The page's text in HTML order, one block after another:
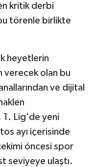
kritik derbi
törenle birlikte
heyetlerin
verecek olan bu
ve dijital
1. Lig'de yeni
ayı içerisinde
öncesi spor
seviyeye ulaştı.